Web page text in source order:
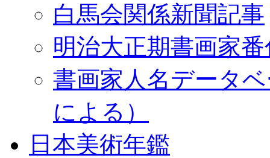
白馬会関係新聞記事
明治大正期書画家
書画家人名データ
による）
日本美術年鑑